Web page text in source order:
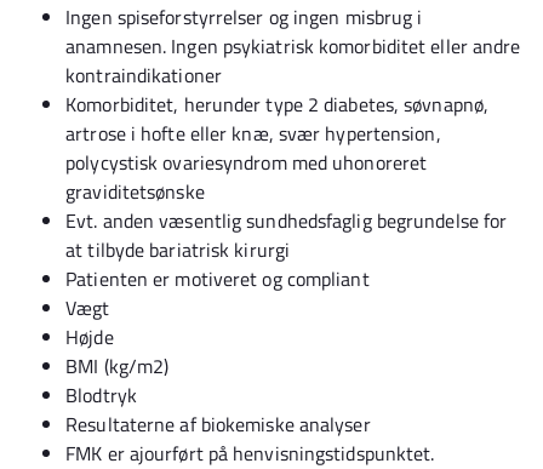
Ingen spiseforstyrrelser og ingen misbrug i
anamnesen. Ingen psykiatrisk komorbiditet eller andre
kontraindikationer
Komorbiditet, herunder type 2 diabetes, søvnapnø,
artrose i hofte eller knæ, svær hypertension,
polycystisk ovariesyndrom med uhonoreret
graviditetsønske
Evt. anden væsentlig sundhedsfaglig begrundelse for
at tilbyde bariatrisk kirurgi
Patienten er motiveret og compliant
Vægt
Højde
BMI (kg/m2)
Blodtryk
Resultaterne af biokemiske analyser
FMK er ajourført på henvisningstidspunktet.